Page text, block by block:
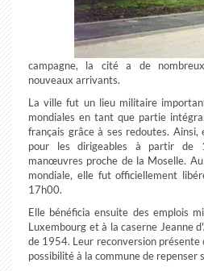
campagne, la cité a de
nouveaux arrivants.
La ville fut un lieu militaire
mondiales en tant que partie
français grâce à ses redoutes.
pour les dirigeables à partir de
manœuvres proche de la Moselle.
mondiale, elle fut officiellement
17h00.
Elle bénéficia ensuite des emplois
Luxembourg et à la caserne Jeanne
de 1954. Leur reconversion
possibilité à la commune de repenser